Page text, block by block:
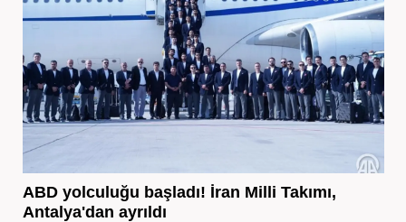
ABD yolculuğu başladı! İran Milli Takımı,
Antalya'dan ayrıldı